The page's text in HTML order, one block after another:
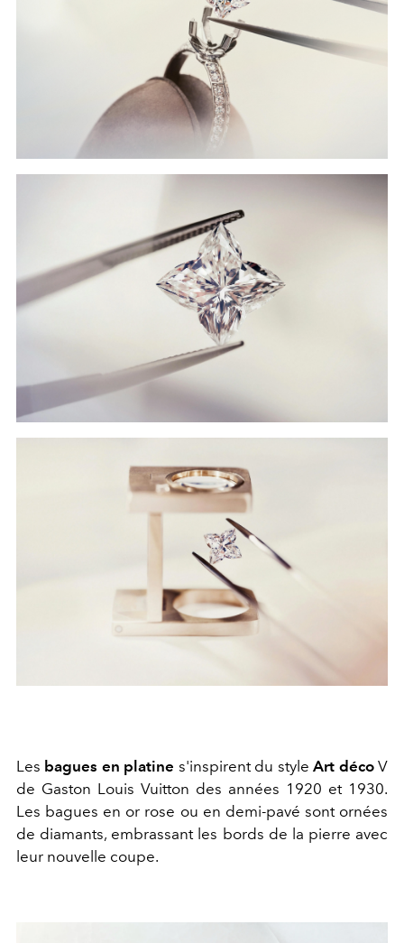
Les bagues en platine s'inspirent du styleArt décoV
de Gaston Louis Vuitton des années 1920 et 1930.
Les bagues en or rose ou en demi-pavé sont ornées
de diamants, embrassant les bords de la pierre avec
leur nouvelle coupe.